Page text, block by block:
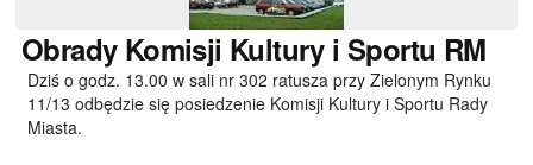
ObradyKomisji Kultury i Sportu RM
Dziś o godz. 13.00 w sali nr 302 ratusza przy Zielonym Rynku
11/13 odbędzie się posiedzenie Komisji Kultury i Sportu Rady
Miasta.